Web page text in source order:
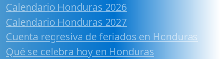
Calendario Honduras 2026
Calendario Honduras 2027
Cuenta regresiva de feriados en Honduras
Qué se celebra hoy en Honduras